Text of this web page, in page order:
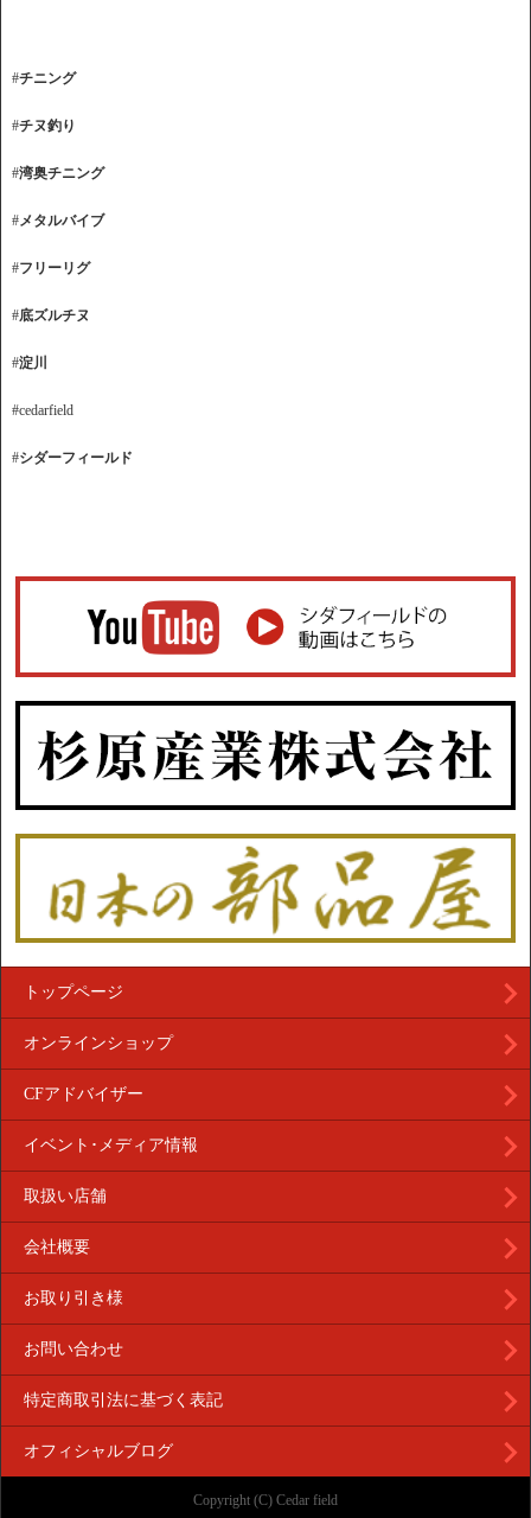
#チニング
#チヌ釣り
#湾奥チニング
# メタルバイブ
#フリーリグ
#底ズルチヌ
#淀川
#cedarfield
#シダーフィールド
トップページ
オンラインショップ
CFアドバイザー
イベント･メディア情報
取扱い店舗
会社概要
お取り引き様
お問い合わせ
特定商取引法に基づく表記
オフィシャルブログ
Copyright (C) Cedar field